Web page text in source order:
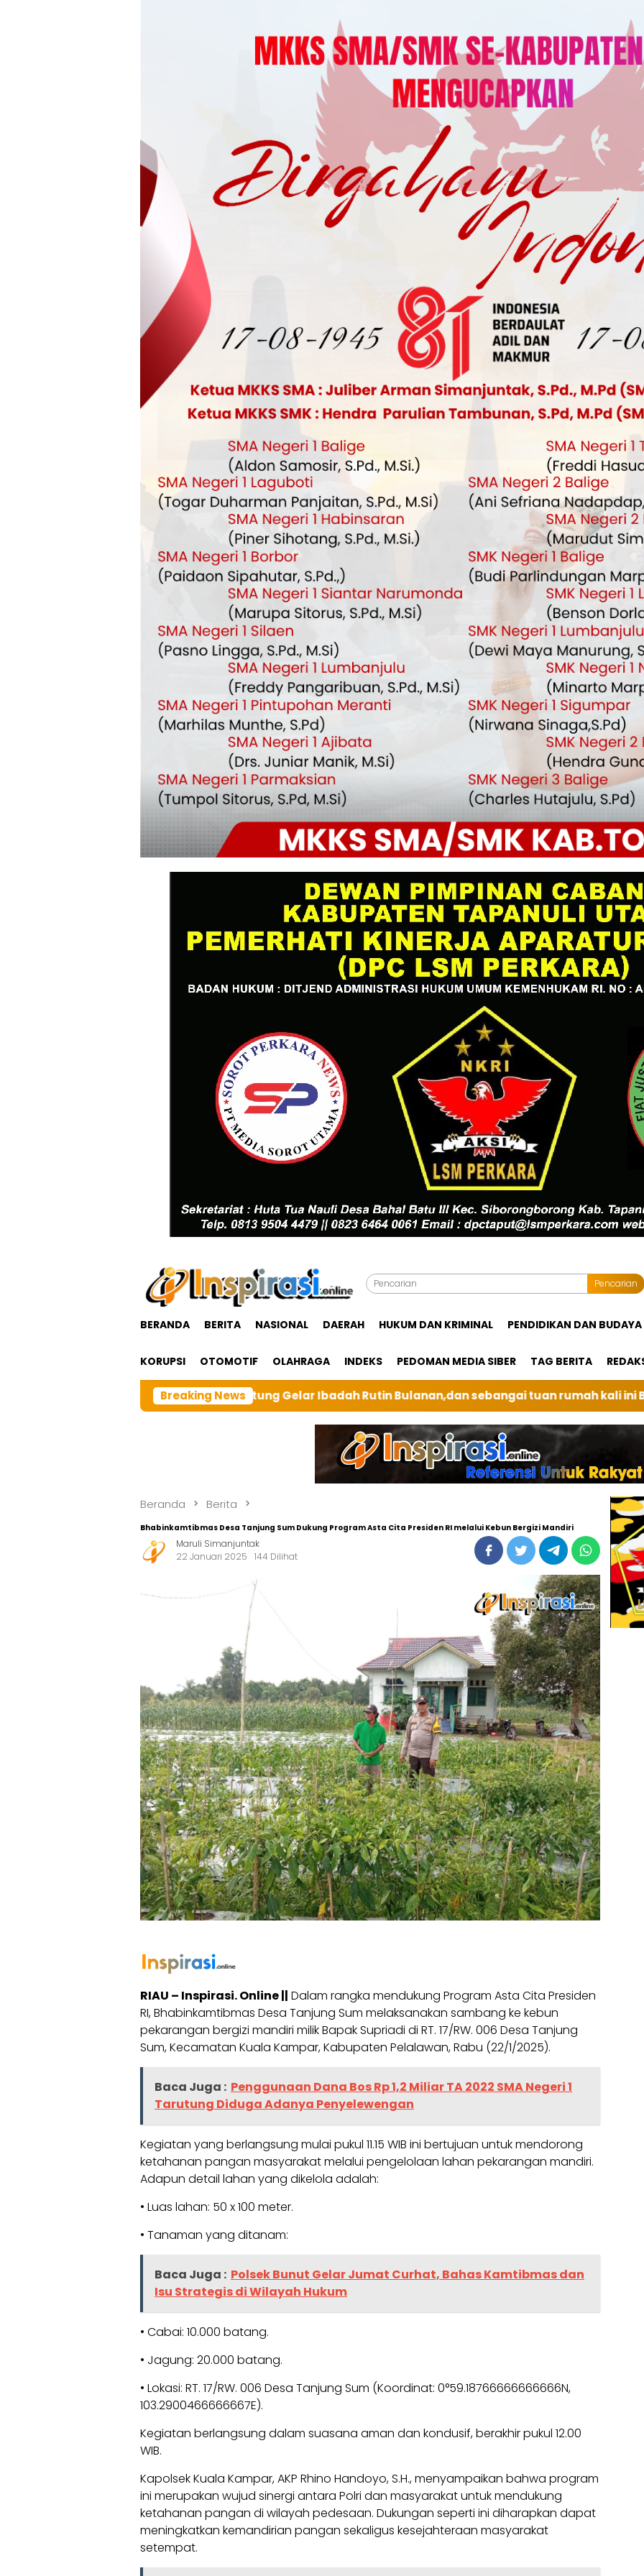
Pencarian
BERANDA BERITA NASIONAL DAERAH HUKUM DAN KRIMINAL PENDIDIKAN DAN BUDAYA
KORUPSI OTOMOTIF OLAHRAGA INDEKS PEDOMAN MEDIA SIBER TAG BERITA
Breaking News
Gelar Ibadah Rutin Bulanan,dan sebangai tuan rumah kali ini BRI Unit Silindung Tarutung
Beranda Berita
Bhabinkamtibmas Desa Tanjung Sum Dukung Program Asta Cita Presiden RI melalui Kebun Bergizi Mandiri
Maruli Simanjuntak
22 Januari 2025
144 Dilihat
RIAU – Inspirasi. Online || Dalam rangka mendukung Program Asta Cita Presiden
RI, Bhabinkamtibmas Desa Tanjung Sum melaksanakan sambang ke kebun
pekarangan bergizi mandiri milik Bapak Supriadi di RT. 17/RW. 006 Desa Tanjung
Sum, Kecamatan Kuala Kampar, Kabupaten Pelalawan, Rabu (22/1/2025).
Baca Juga : Penggunaan Dana Bos Rp 1,2 Miliar TA 2022 SMA Negeri 1
Tarutung Diduga Adanya Penyelewengan
Kegiatan yang berlangsung mulai pukul 11.15 WIB ini bertujuan untuk mendorong
ketahanan pangan masyarakat melalui pengelolaan lahan pekarangan mandiri.
Adapun detail lahan yang dikelola adalah:
• Luas lahan: 50 x 100 meter.
• Tanaman yang ditanam:
Baca Juga : Polsek Bunut Gelar Jumat Curhat, Bahas Kamtibmas dan
Isu Strategis di Wilayah Hukum
• Cabai: 10.000 batang.
• Jagung: 20.000 batang.
• Lokasi: RT. 17/RW. 006 Desa Tanjung Sum (Koordinat: 0°59.18766666666666N,
103.2900466666667E).
Kegiatan berlangsung dalam suasana aman dan kondusif, berakhir pukul 12.00
WIB.
Kapolsek Kuala Kampar, AKP Rhino Handoyo, S.H., menyampaikan bahwa program
ini merupakan wujud sinergi antara Polri dan masyarakat untuk mendukung
ketahanan pangan di wilayah pedesaan. Dukungan seperti ini diharapkan dapat
meningkatkan kemandirian pangan sekaligus kesejahteraan masyarakat
setempat.